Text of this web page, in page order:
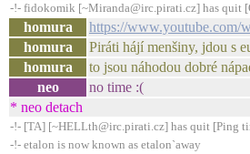
-!- fidokomik [~Miranda@irc.pirati.cz] has quit
homura https://www.youtube.com/
homura
Piráti hájí menšiny, jdou s
homura
to jsou náhodou dobré
neo
no time :(
* neo detach
-!- [TA] [~HELLth@irc.pirati.cz] has quit [Ping
-!- etalon is now known as etalon`away